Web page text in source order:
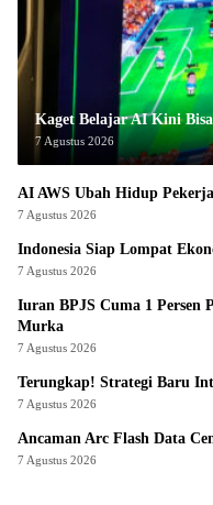
Kaget Belajar AI Kini
7 Agustus 2026
AI AWS Ubah Hidup
7 Agustus 2026
Indonesia Siap Lompat
7 Agustus 2026
Iuran BPJS Cuma 1 Persen
Murka
7 Agustus 2026
Terungkap! Strategi Baru
7 Agustus 2026
Ancaman Arc Flash Data
7 Agustus 2026